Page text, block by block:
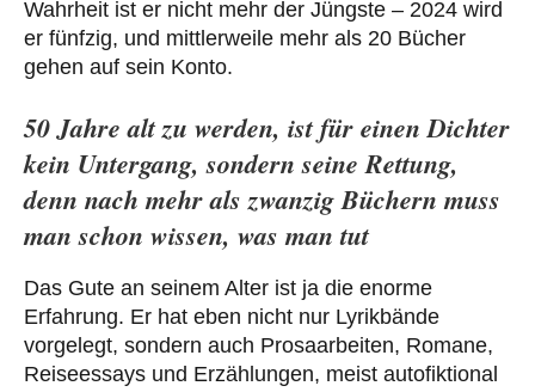
Wahrheit ist er nicht mehr der Jüngste ‒ 2024 wird
er fünfzig, und mittlerweile mehr als 20 Bücher
gehen auf sein Konto.
50 Jahre alt zu werden, ist für einen Dichter
kein Untergang, sondern seine Rettung,
denn nach mehr als zwanzig Büchern muss
man schon wissen, was man tut
Das Gute an seinem Alter ist ja die enorme
Erfahrung. Er hat eben nicht nur Lyrikbände
vorgelegt, sondern auch Prosaarbeiten, Romane,
Reiseessays und Erzählungen, meist autofiktional